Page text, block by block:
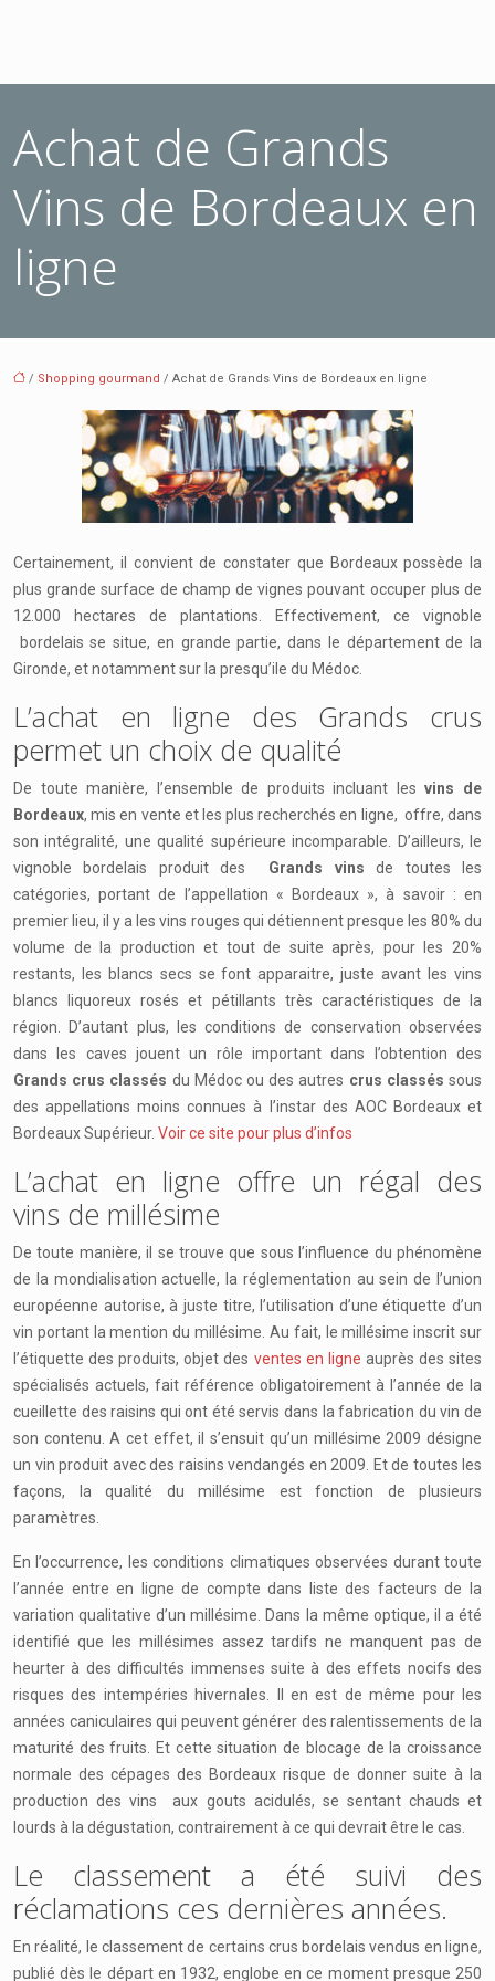
Achat de Grands
Vins de Bordeaux en
ligne
/ Shopping gourmand / Achat de Grands Vins de Bordeaux en ligne
Certainement, il convient de constater que Bordeaux possède la
plus grande surface de champ de vignes pouvant occuper plus de
12.000 hectares de plantations. Effectivement, ce vignoble
bordelais se situe, en grande partie, dans le département de la
Gironde, et notamment sur la presqu’ile du Médoc.
L’achat en ligne des Grands crus
permet un choix de qualité
De toute manière, l’ensemble de produits incluant lesvins de
Bordeaux, mis en vente et les plus recherchés en ligne, offre, dans
son intégralité, une qualité supérieure incomparable. D’ailleurs, le
vignoble bordelais produit des Grands vins de toutes les
catégories, portant de l’appellation « Bordeaux », à savoir : en
premier lieu, il y a les vins rouges qui détiennent presque les 80% du
volume de la production et tout de suite après, pour les 20%
restants, les blancs secs se font apparaitre, juste avant les vins
blancs liquoreux rosés et pétillants très caractéristiques de la
région. D’autant plus, les conditions de conservation observées
dans les caves jouent un rôle important dans l’obtention des
Grands crus classés du Médoc ou des autres crus classés sous
des appellations moins connues à l’instar des AOC Bordeaux et
Bordeaux Supérieur. Voir ce site pour plus d’infos
L’achat en ligne offre un régal des
vins de millésime
De toute manière, il se trouve que sous l’influence du phénomène
de la mondialisation actuelle, la réglementation au sein de l’union
européenne autorise, à juste titre, l’utilisation d’une étiquette d’un
vin portant la mention du millésime. Au fait, le millésime inscrit sur
l’étiquette des produits, objet des ventes en ligne auprès des sites
spécialisés actuels, fait référence obligatoirement à l’année de la
cueillette des raisins qui ont été servis dans la fabrication du vin de
son contenu. A cet effet, il s’ensuit qu’un millésime 2009 désigne
un vin produit avec des raisins vendangés en 2009. Et de toutes les
façons, la qualité du millésime est fonction de plusieurs
paramètres.
En l’occurrence, les conditions climatiques observées durant toute
l’année entre en ligne de compte dans liste des facteurs de la
variation qualitative d’un millésime. Dans la même optique, il a été
identifié que les millésimes assez tardifs ne manquent pas de
heurter à des difficultés immenses suite à des effets nocifs des
risques des intempéries hivernales. Il en est de même pour les
années caniculaires qui peuvent générer des ralentissements de la
maturité des fruits. Et cette situation de blocage de la croissance
normale des cépages des Bordeaux risque de donner suite à la
production des vins aux gouts acidulés, se sentant chauds et
lourds à la dégustation, contrairement à ce qui devrait être le cas.
Le classement a été suivi des
réclamations ces dernières années.
En réalité, le classement de certains crus bordelais vendus en ligne,
publié dès le départ en 1932, englobe en ce moment presque 250